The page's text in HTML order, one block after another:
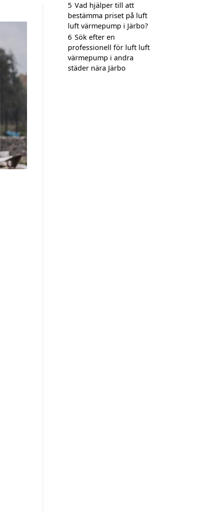
5 Vad hjälper till att
bestämma priset på luft
luft värmepump i Järbo?
6 Sök efter en
professionell för luft luft
värmepump i andra
städer nära Järbo